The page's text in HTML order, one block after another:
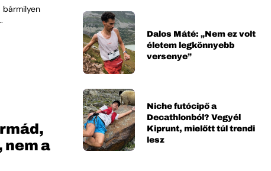
bármilyen
a
Dalos Máté: „Nem ez volt
életem legkönnyebb
versenye”
Niche futócipő a
Decathlonból? Vegyél
Kiprunt, mielőtt túl trendi
lesz